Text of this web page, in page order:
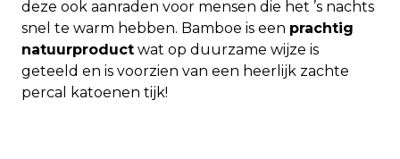
deze ook aanraden voor mensen die het ’s nachts
snel te warm hebben. Bamboe is een prachtig
natuurproduct wat op duurzame wijze is
geteeld en is voorzien van een heerlijk zachte
percal katoenen tijk!